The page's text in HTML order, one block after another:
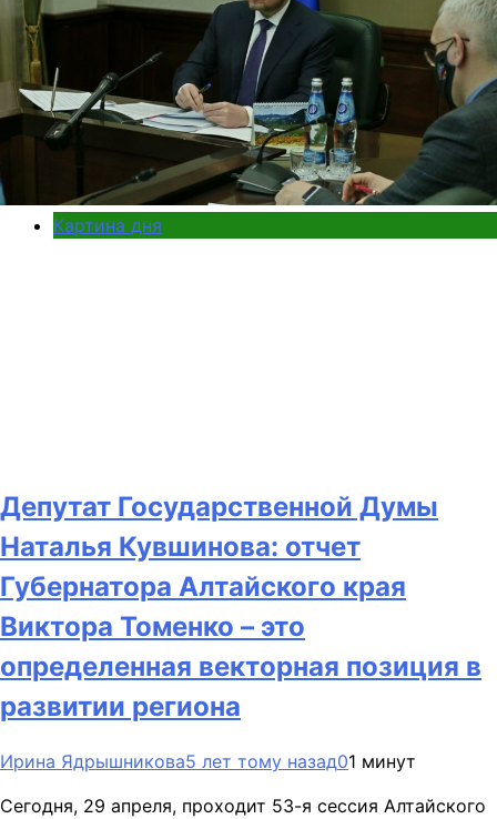
Картина дня
Депутат Государственной Думы
Наталья Кувшинова: отчет
Губернатора Алтайского края
Виктора Томенко – это
определенная векторная позиция в
развитии региона
Ирина Ядрышникова5 лет тому назад01 минут
Сегодня, 29 апреля, проходит 53-я сессия Алтайского